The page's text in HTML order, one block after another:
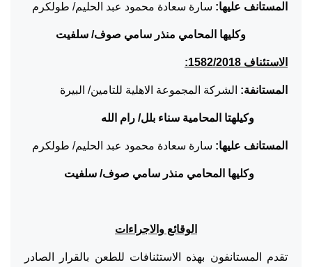
المستانف عليها: سارة سعادة محمود عبد الحليم/ طولكرم
وكليها المحامي منذر سامي صوف/ سلفيت
الاستئناف 1582/2018:
المستانفة: الشركة المجموعة الاهلية للتامين/ البيرة
وكيلهتا المحامية سناء بلل/ رام الله
المستانف عليها: سارة سعادة محمود عبد الحليم/ طولكرم
وكليها المحامي منذر سامي صوف/ سلفيت
الوقائع والاجراءات
تقدم المستانفون بهذه الاستئنافات للطعن بالقرار الصادر